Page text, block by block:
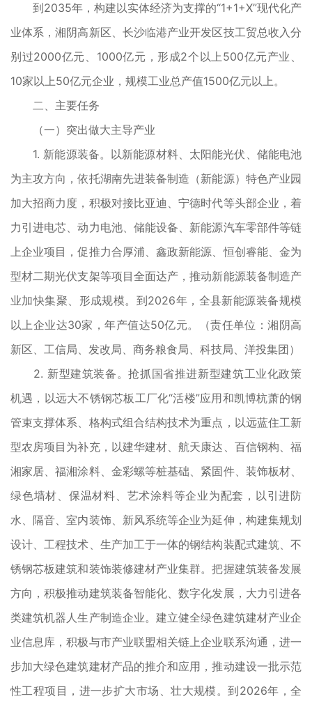
到2035年，构建以实体经济为支撑的“1+1+X”现代化产
业体系，湘阴高新区、长沙临港产业开发区技工贸总收入分
别过2000亿元、1000亿元，形成2个以上500亿元产业、
10家以上50亿元企业，规模工业总产值1500亿元以上。
二、主要任务
（一）突出做大主导产业
1. 新能源装备。以新能源材料、太阳能光伏、储能电池
为主攻方向，依托湖南先进装备制造（新能源）特色产业园
加大招商力度，积极对接比亚迪、宁德时代等头部企业，着
力引进电芯、动力电池、储能设备、新能源汽车零部件等链
上企业项目，促推力合厚浦、鑫政新能源、恒创睿能、金为
型材二期光伏支架等项目全面达产，推动新能源装备制造产
业加快集聚、形成规模。到2026年，全县新能源装备规模
以上企业达30家，年产值达50亿元。（责任单位：湘阴高
新区、工信局、发改局、商务粮食局、科技局、洋投集团）
2. 新型建筑装备。抢抓国省推进新型建筑工业化政策
机遇，以远大不锈钢芯板工厂化“活楼”应用和凯博杭萧的钢
管束支撑体系、格构式组合结构技术为重点，以远蓝住工新
型农房项目为补充，以建华建材、航天康达、百信钢构、福
湘家居、福湘涂料、金彩螺等桩基础、紧固件、装饰板材、
绿色墙材、保温材料、艺术涂料等企业为配套，以引进防
水、隔音、室内装饰、新风系统等企业为延伸，构建集规划
设计、工程技术、生产加工于一体的钢结构装配式建筑、不
锈钢芯板建筑和装饰装修建材产业集群。把握建筑装备发展
方向，积极推动建筑装备智能化、数字化发展，大力引进各
类建筑机器人生产制造企业。建立健全绿色建筑建材产业企
业信息库，积极与市产业联盟相关链上企业联系沟通，进一
步加大绿色建筑建材产品的推介和应用，推动建设一批示范
性工程项目，进一步扩大市场、壮大规模。到2026年，全